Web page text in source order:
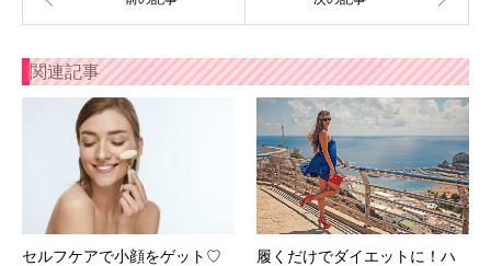
関連記事
セルフケアで小顔をゲット♡
履くだけでダイエットに！ハ